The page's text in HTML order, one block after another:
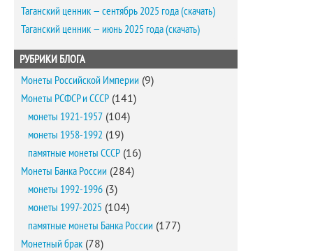
Таганский ценник — сентябрь 2025 года (скачать)
Таганский ценник — июнь 2025 года (скачать)
РУБРИКИ БЛОГА
Монеты Российской Империи (9)
Монеты РСФСР и СССР (141)
монеты 1921-1957 (104)
монеты 1958-1992 (19)
памятные монеты СССР (16)
Монеты Банка России (284)
монеты 1992-1996 (3)
монеты 1997-2025 (104)
памятные монеты Банка России (177)
Монетный брак (78)